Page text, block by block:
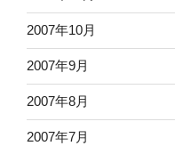
2007年10月
2007年9月
2007年8月
2007年7月